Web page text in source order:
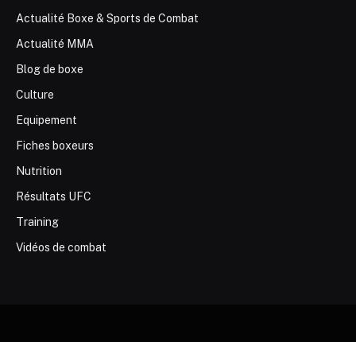
Actualité Boxe & Sports de Combat
Actualité MMA
Blog de boxe
Culture
Equipement
Fiches boxeurs
Nutrition
Résultats UFC
Training
Vidéos de combat